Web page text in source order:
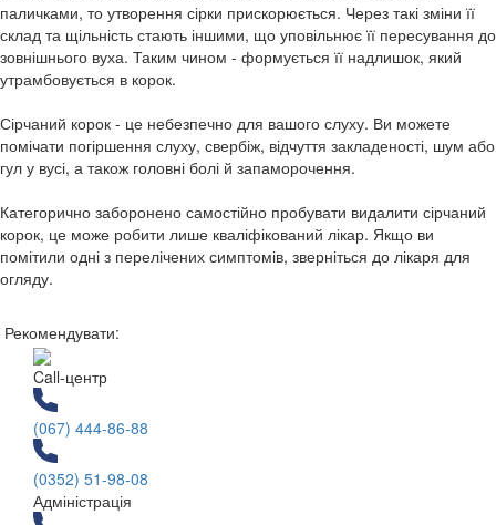
паличками, то утворення сірки прискорюється. Через такі зміни її
склад та щільність стають іншими, що уповільнює її пересування до
зовнішнього вуха. Таким чином - формується її надлишок, який
утрамбовується в корок.
Сірчаний корок - це небезпечно для вашого слуху. Ви можете
помічати погіршення слуху, свербіж, відчуття закладеності, шум або
гул у вусі, а також головні болі й запаморочення.
Категорично заборонено самостійно пробувати видалити сірчаний
корок, це може робити лише кваліфікований лікар. Якщо ви
помітили одні з перелічених симптомів, зверніться до лікаря для
огляду.
Рекомендувати:
Call-центр
(067) 444-86-88
(0352) 51-98-08
Адміністрація